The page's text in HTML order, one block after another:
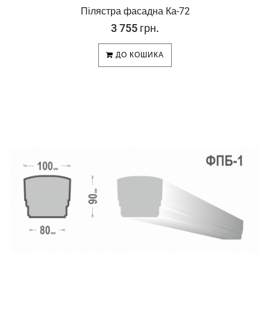
Пілястра фасадна Ка-72
3 755 грн.
ДО КОШИКА